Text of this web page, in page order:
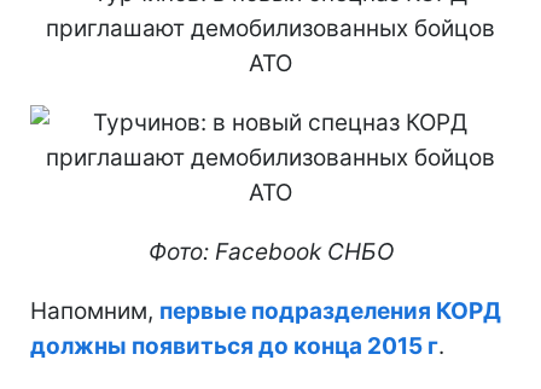
Фото: Facebook СНБО
Напомним, первые подразделения КОРД
должны появиться до конца 2015 г.